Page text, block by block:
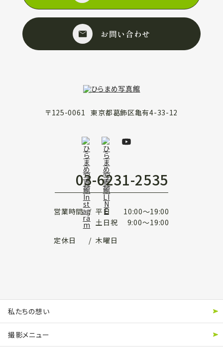
お問い合わせ
〒125-0061 東京都葛飾区亀有4-33-12
03-6231-2535
営業時間 平日 10:00～19:00
土日祝
9:00～19:00
定休日
木曜日
私たちの想い
撮影メニュー